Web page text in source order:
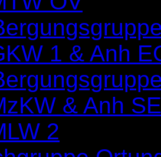
1 & Anh
& Anh
2